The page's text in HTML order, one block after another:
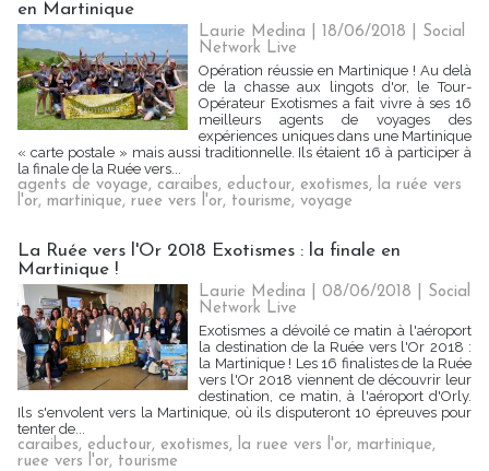
en Martinique
Laurie Medina | 18/06/2018
Social
Network Live
Opération réussie en Martinique ! Au delà
de la chasse aux lingots d'or, le Tour-
Opérateur Exotismes a fait vivre à ses 16
meilleurs agents de voyages des
expériences uniques dans une Martinique
« carte postale » mais aussi traditionnelle. Ils étaient 16 à participer à
la finale de la Ruée vers...
agents de voyage, caraibes, eductour, exotismes, la ruée vers
l'or, martinique, ruee vers l'or, tourisme, voyage
La Ruée vers l'Or 2018 Exotismes : la finale en
Martinique !
Laurie Medina | 08/06/2018
Social
Network Live
Exotismes a dévoilé ce matin à l'aéroport
la destination de la Ruée vers l'Or 2018 :
la Martinique ! Les 16 finalistes de la Ruée
vers l'Or 2018 viennent de découvrir leur
destination, ce matin, à l'aéroport d'Orly.
Ils s'envolent vers la Martinique, où ils disputeront 10 épreuves pour
tenter de...
caraibes, eductour, exotismes, la ruee vers l'or, martinique,
ruee vers l'or, tourisme